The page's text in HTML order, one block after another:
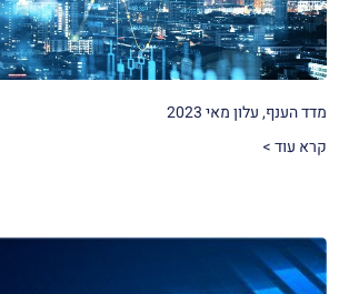
מדד הענף, עלון מאי 2023
קרא עוד >